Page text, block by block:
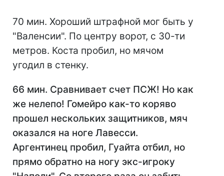
70 мин. Хороший штрафной мог быть у
"Валенсии". По центру ворот, с 30-ти
метров. Коста пробил, но мячом
угодил в стенку.
66 мин. Сравнивает счет ПСЖ! Но как
же нелепо! Гомейро как-то коряво
прошел нескольких защитников, мяч
оказался на ноге Лавесси.
Аргентинец пробил, Гуайта отбил, но
прямо обратно на ногу экс-игроку